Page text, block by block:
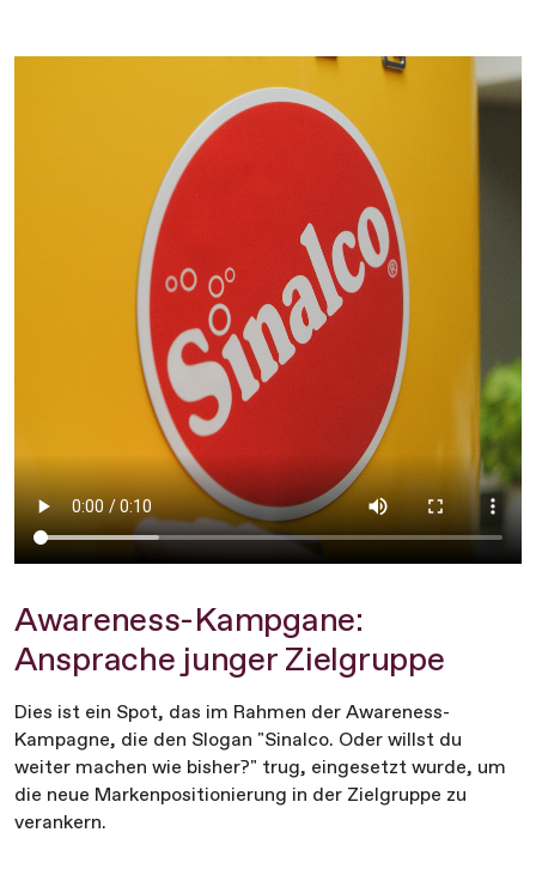
Awareness-Kampgane:
Ansprache junger Zielgruppe
Dies ist ein Spot, das im Rahmen der Awareness-
Kampagne, die den Slogan "Sinalco. Oder willst du
weiter machen wie bisher?" trug, eingesetzt wurde, um
die neue Markenpositionierung in der Zielgruppe zu
verankern.